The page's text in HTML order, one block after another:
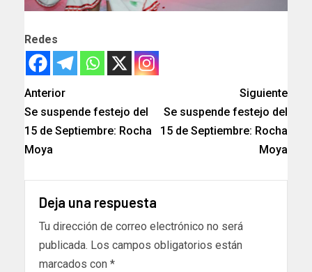
Redes
Anterior
Se suspende festejo del
15 de Septiembre: Rocha
Moya
Siguiente
Se suspende festejo del
15 de Septiembre: Rocha
Moya
Deja una respuesta
Tu dirección de correo electrónico no será
publicada. Los campos obligatorios están
marcados con *